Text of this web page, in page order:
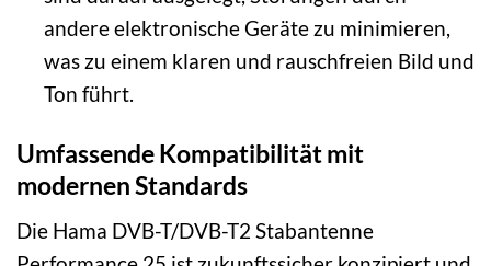
andere elektronische Geräte zu minimieren,
was zu einem klaren und rauschfreien Bild und
Ton führt.
Umfassende Kompatibilität mit
modernen Standards
Die Hama DVB-T/DVB-T2 Stabantenne